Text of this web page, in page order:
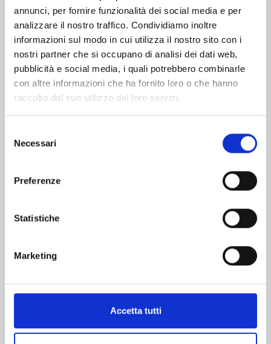
annunci, per fornire funzionalità dei social media e per
analizzare il nostro traffico. Condividiamo inoltre
informazioni sul modo in cui utilizza il nostro sito con i
nostri partner che si occupano di analisi dei dati web,
pubblicità e social media, i quali potrebbero combinarle
con altre informazioni che ha fornito loro o che hanno
raccolto dal suo utilizzo dei loro servizi.
delNecessari
Preferenze
Statistiche
Marketing
Accetta tutti
Altri volumi della serie
€ 5,90